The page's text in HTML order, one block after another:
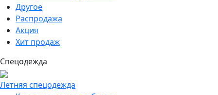
Другое
Распродажа
Акция
Хит продаж
Спецодежда
Летняя спецодежда